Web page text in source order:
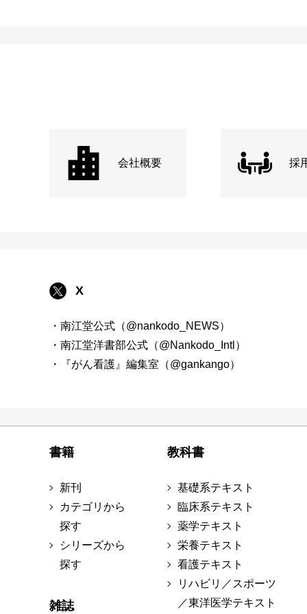
会社概要 採
X
・南江堂公式（@nankodo_NEWS）
・南江堂洋書部公式（@Nankodo_Intl）
・『がん看護』編集室（@gankango）
書籍
新刊
カテゴリから
探す
シリーズから
探す
雑誌
教科書
基礎系テキスト
臨床系テキスト
薬学テキスト
栄養テキスト
看護テキスト
リハビリ／スポーツ
／東洋医学テキスト